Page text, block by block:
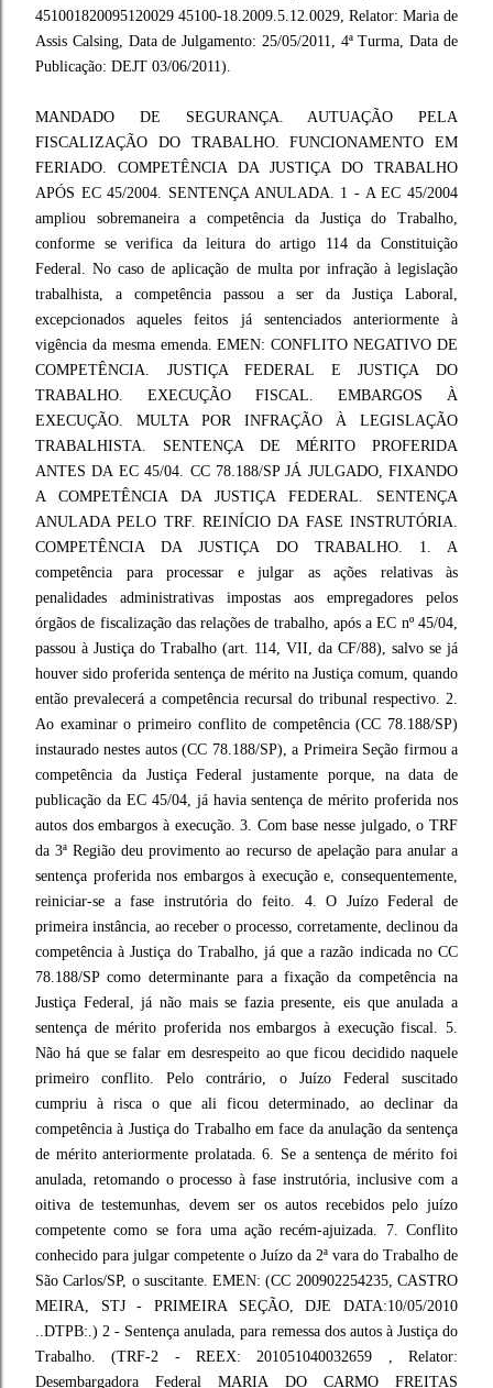
451001820095120029 45100-18.2009.5.12.0029, Relator: Maria de
Assis Calsing, Data de Julgamento: 25/05/2011, 4ª Turma, Data de
Publicação: DEJT 03/06/2011).
MANDADO DE SEGURANÇA. AUTUAÇÃO PELA
FISCALIZAÇÃO DO TRABALHO. FUNCIONAMENTO EM
FERIADO. COMPETÊNCIA DA JUSTIÇA DO TRABALHO
APÓS EC 45/2004. SENTENÇA ANULADA. 1 - A EC 45/2004
ampliou sobremaneira a competência da Justiça do Trabalho,
conforme se verifica da leitura do artigo 114 da Constituição
Federal. No caso de aplicação de multa por infração à legislação
trabalhista, a competência passou a ser da Justiça Laboral,
excepcionados aqueles feitos já sentenciados anteriormente à
vigência da mesma emenda. EMEN: CONFLITO NEGATIVO DE
COMPETÊNCIA. JUSTIÇA FEDERAL E JUSTIÇA DO
TRABALHO. EXECUÇÃO FISCAL. EMBARGOS À
EXECUÇÃO. MULTA POR INFRAÇÃO À LEGISLAÇÃO
TRABALHISTA. SENTENÇA DE MÉRITO PROFERIDA
ANTES DA EC 45/04. CC 78.188/SP JÁ JULGADO, FIXANDO
A COMPETÊNCIA DA JUSTIÇA FEDERAL. SENTENÇA
ANULADA PELO TRF. REINÍCIO DA FASE INSTRUTÓRIA.
COMPETÊNCIA DA JUSTIÇA DO TRABALHO. 1. A
competência para processar e julgar as ações relativas às
penalidades administrativas impostas aos empregadores pelos
órgãos de fiscalização das relações de trabalho, após a EC nº 45/04,
passou à Justiça do Trabalho (art. 114, VII, da CF/88), salvo se já
houver sido proferida sentença de mérito na Justiça comum, quando
então prevalecerá a competência recursal do tribunal respectivo. 2.
Ao examinar o primeiro conflito de competência (CC 78.188/SP)
instaurado nestes autos (CC 78.188/SP), a Primeira Seção firmou a
competência da Justiça Federal justamente porque, na data de
publicação da EC 45/04, já havia sentença de mérito proferida nos
autos dos embargos à execução. 3. Com base nesse julgado, o TRF
da 3ª Região deu provimento ao recurso de apelação para anular a
sentença proferida nos embargos à execução e, consequentemente,
reiniciar-se a fase instrutória do feito. 4. O Juízo Federal de
primeira instância, ao receber o processo, corretamente, declinou da
competência à Justiça do Trabalho, já que a razão indicada no CC
78.188/SP como determinante para a fixação da competência na
Justiça Federal, já não mais se fazia presente, eis que anulada a
sentença de mérito proferida nos embargos à execução fiscal. 5.
Não há que se falar em desrespeito ao que ficou decidido naquele
primeiro conflito. Pelo contrário, o Juízo Federal suscitado
cumpriu à risca o que ali ficou determinado, ao declinar da
competência à Justiça do Trabalho em face da anulação da sentença
de mérito anteriormente prolatada. 6. Se a sentença de mérito foi
anulada, retomando o processo à fase instrutória, inclusive com a
oitiva de testemunhas, devem ser os autos recebidos pelo juízo
competente como se fora uma ação recém-ajuizada. 7. Conflito
conhecido para julgar competente o Juízo da 2ª vara do Trabalho de
São Carlos/SP, o suscitante. EMEN: (CC 200902254235, CASTRO
MEIRA, STJ - PRIMEIRA SEÇÃO, DJE DATA:10/05/2010
..DTPB:.) 2 - Sentença anulada, para remessa dos autos à Justiça do
Trabalho. (TRF-2 - REEX: 201051040032659 , Relator:
Desembargadora Federal MARIA DO CARMO FREITAS